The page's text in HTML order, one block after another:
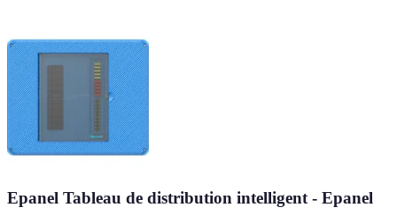
Epanel Tableau de distribution intelligent - Epanel